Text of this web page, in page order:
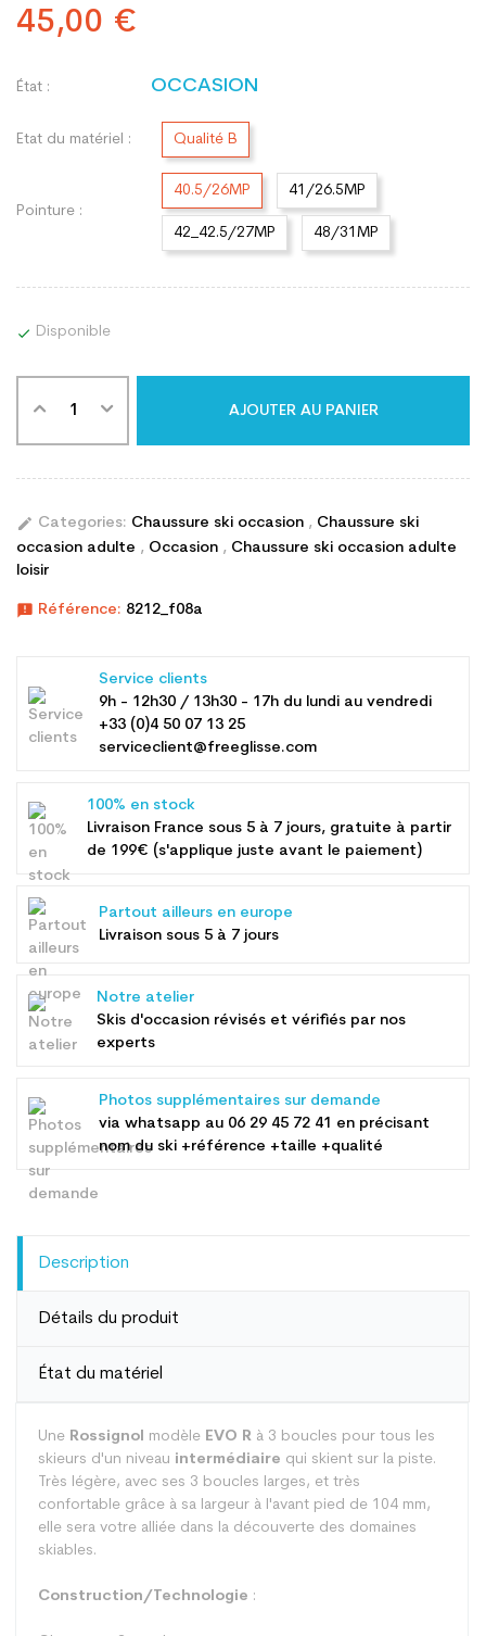
45,00 €
État : OCCASION
Etat du matériel : Qualité B
Pointure :
40.5/26MP 41/26.5MP
42_42.5/27MP 48/31MP
 Disponible
AJOUTER AU PANIER
edit Categories: Chaussure ski occasion , Chaussure ski
occasion adulte , Occasion , Chaussure ski occasion adulte
loisir
announcement Référence: 8212_f08a
Service clients
9h - 12h30 / 13h30 - 17h du lundi au vendredi
+33 (0)4 50 07 13 25
serviceclient@freeglisse.com
100% en stock
Livraison France sous 5 à 7 jours, gratuite à partir
de 199€ (s'applique juste avant le paiement)
Partout ailleurs en europe
Livraison sous 5 à 7 jours
Notre atelier
Skis d'occasion révisés et vérifiés par nos
experts
Photos supplémentaires sur demande
via whatsapp au 06 29 45 72 41 en précisant
nom du ski +référence +taille +qualité
Description
Détails du produit
État du matériel
Une Rossignol modèle EVO R à 3 boucles pour tous les
skieurs d'un niveau intermédiaire qui skient sur la piste.
Très légère, avec ses 3 boucles larges, et très
confortable grâce à sa largeur à l'avant pied de 104 mm,
elle sera votre alliée dans la découverte des domaines
skiables.
Construction/Technologie :